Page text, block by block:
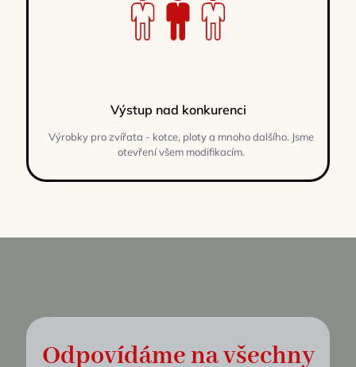
Výstup nad konkurenci
Výrobky pro zvířata - kotce, ploty a mnoho dalšího. Jsme
otevření všem modifikacím.
Odpovídáme na všechny